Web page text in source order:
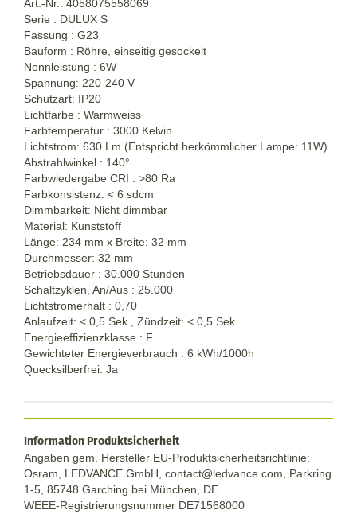
Art.-Nr.: 4058075558069
Serie : DULUX S
Fassung : G23
Bauform : Röhre, einseitig gesockelt
Nennleistung : 6W
Spannung: 220-240 V
Schutzart: IP20
Lichtfarbe : Warmweiss
Farbtemperatur : 3000 Kelvin
Lichtstrom: 630 Lm (Entspricht herkömmlicher Lampe: 11W)
Abstrahlwinkel : 140°
Farbwiedergabe CRI : >80 Ra
Farbkonsistenz: < 6 sdcm
Dimmbarkeit: Nicht dimmbar
Material: Kunststoff
Länge: 234 mm x Breite: 32 mm
Durchmesser: 32 mm
Betriebsdauer : 30.000 Stunden
Schaltzyklen, An/Aus : 25.000
Lichtstromerhalt : 0,70
Anlaufzeit: < 0,5 Sek., Zündzeit: < 0,5 Sek.
Energieeffizienzklasse : F
Gewichteter Energieverbrauch : 6 kWh/1000h
Quecksilberfrei: Ja
Information Produktsicherheit
Angaben gem. Hersteller EU-Produktsicherheitsrichtlinie:
Osram, LEDVANCE GmbH, contact@ledvance.com, Parkring
1-5, 85748 Garching bei München, DE.
WEEE-Registrierungsnummer DE71568000